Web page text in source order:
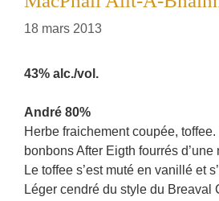
18 mars 2013
43% alc./vol.
André 80%
Herbe fraichement coupée,
bonbons After Eigth fourrés
Le toffee s’est muté en vanillé et
Léger cendré du style du Breaval